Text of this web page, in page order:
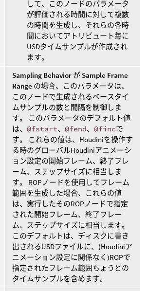
して、このノードのパラメータ
が評価される時間に対して複数
の時間を生成し、それらの各時
間においてアトリビュート毎に
USDタイムサンプルが作成され
ます。
Sampling Behavior が Sample Frame
Range の場合、このパラメータは、
このノードで生成されるベースタイ
ムサンプルの数と間隔を制御しま
す。 このパラメータのデフォルト値
は、 @fstart、 @fend、 @fincで
す。 これらの値は、Houdiniを操作す
る時のグローバルHoudiniアニメーシ
ョン設定の開始フレーム、終了フレ
ーム、ステップサイズに相当しま
す。 ROPノードを使用してフレーム
範囲を生成した場合、これらの値
は、実行したそのROPノードで指定
された開始フレーム、終了フレー
ム、ステップサイズに相当します。
このデフォルトは、ディスクに書き
出されるUSDファイルに、(Houdiniア
ニメーション設定に関係なく)ROPで
指定されたフレーム範囲ちょうどの
タイムサンプルを含めます。